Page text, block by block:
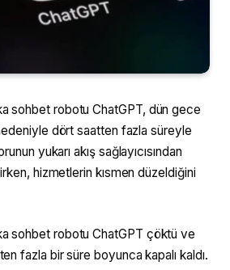
sohbet robotu ChatGPT, dün gece
dört saatten fazla süreyle
yukarı akış sağlayıcısından
hizmetlerin kısmen düzeldiğini
sohbet robotu ChatGPT çöktü ve
fazla bir süre boyunca kapalı kaldı.